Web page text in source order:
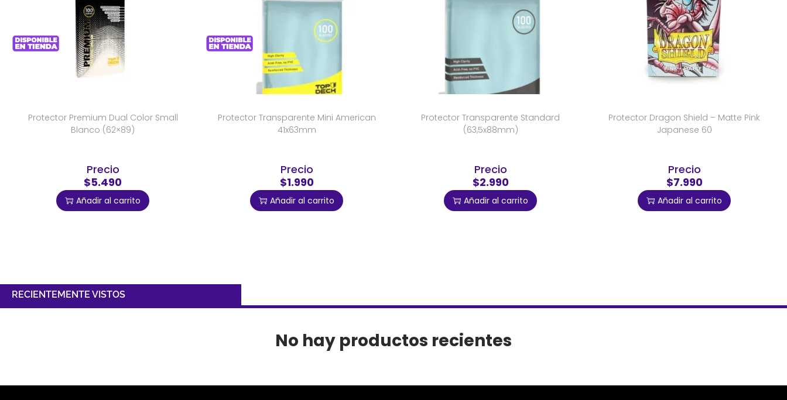
Protector Premium Dual Color Small
Blanco (62×89)
Precio
$5.490
Añadir al carrito
Protector Transparente Mini American
41x63mm
Precio
$1.990
Añadir al carrito
Protector Transparente Standard
(63,5x88mm)
Precio
$2.990
Añadir al carrito
Protector Dragon Shield – Matte Pink
Japanese 60
Precio
$7.990
Añadir al carrito
RECIENTEMENTE VISTOS
No hay productos recientes